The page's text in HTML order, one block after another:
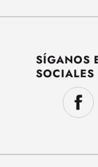
SÍGANOS
SOCIALES